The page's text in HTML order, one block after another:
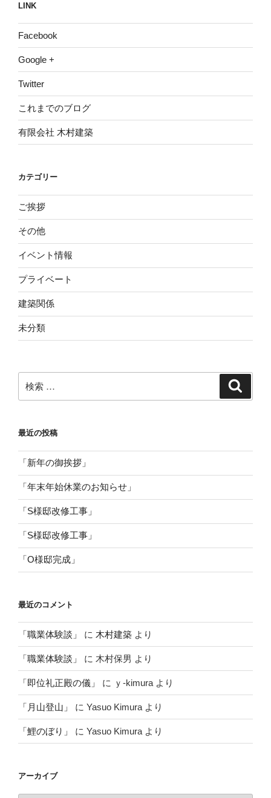
LINK
Facebook
Google +
Twitter
これまでのブログ
有限会社 木村建築
カテゴリー
ご挨拶
その他
イベント情報
プライベート
建築関係
未分類
索:
最近の投稿
「新年の御挨拶」
「年末年始休業のお知らせ」
「S様邸改修工事」
「S様邸改修工事」
「O様邸完成」
最近のコメント
「職業体験談」 に 木村建築 より
「職業体験談」 に 木村保男 より
「即位礼正殿の儀」 に ｙ-kimura より
「月山登山」 に Yasuo Kimura より
「鯉のぼり」 に Yasuo Kimura より
アーカイブ